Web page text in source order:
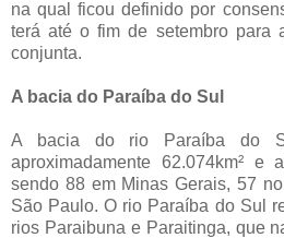
na qual ficou definido por
terá até o fim de setembro para
conjunta.
A bacia do Paraíba do Sul
A bacia do rio Paraíba do
aproximadamente 62.074km² e
sendo 88 em Minas Gerais, 57
São Paulo. O rio Paraíba do Sul
rios Paraibuna e Paraitinga, que